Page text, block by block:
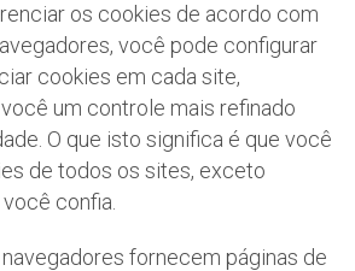
os cookies de acordo com
você pode configurar
cookies em cada site,
um controle mais refinado
O que isto significa é que você
de todos os sites, exceto
confia.
fornecem páginas de